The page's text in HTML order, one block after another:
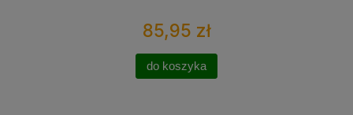
85,95 zł
do koszyka